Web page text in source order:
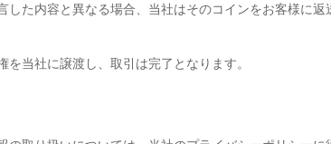
た内容と異なる場合、当社はそのコインをお客様に返
当社に譲渡し、取引は完了となります。